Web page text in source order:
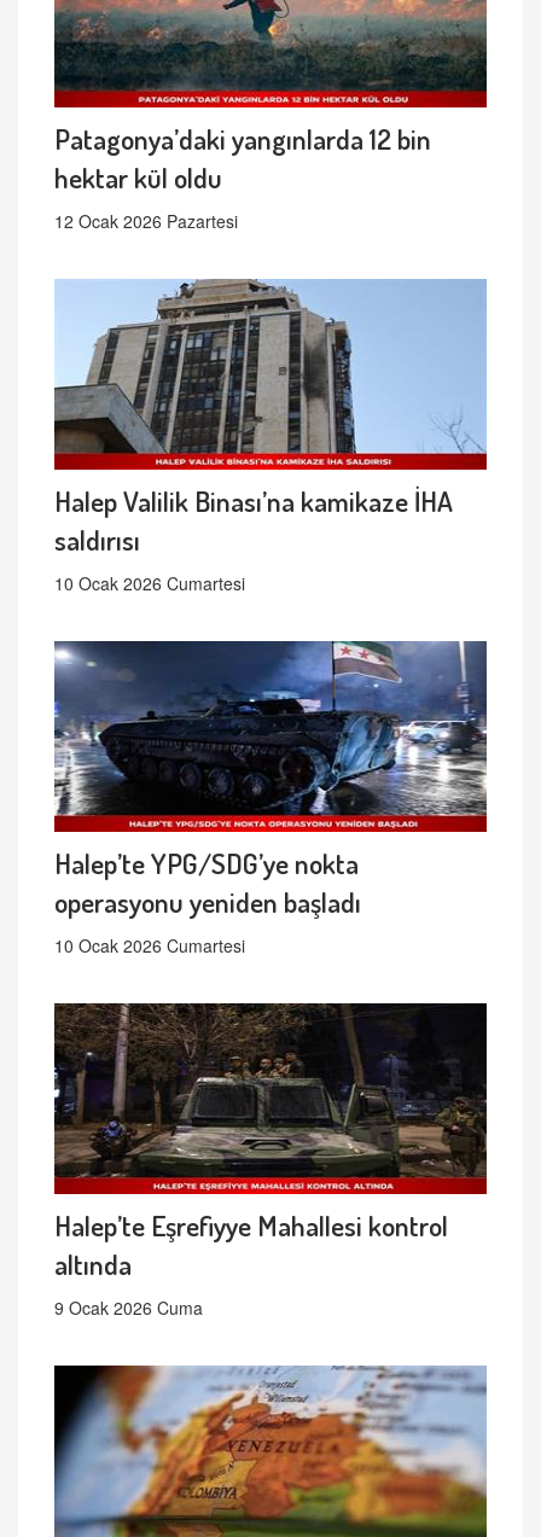
Patagonya’daki yangınlarda 12 bin
hektar kül oldu
12 Ocak 2026 Pazartesi
Halep Valilik Binası’na kamikaze İHA
saldırısı
10 Ocak 2026 Cumartesi
Halep’te YPG/SDG’ye nokta
operasyonu yeniden başladı
10 Ocak 2026 Cumartesi
Halep’te Eşrefiyye Mahallesi kontrol
altında
9 Ocak 2026 Cuma